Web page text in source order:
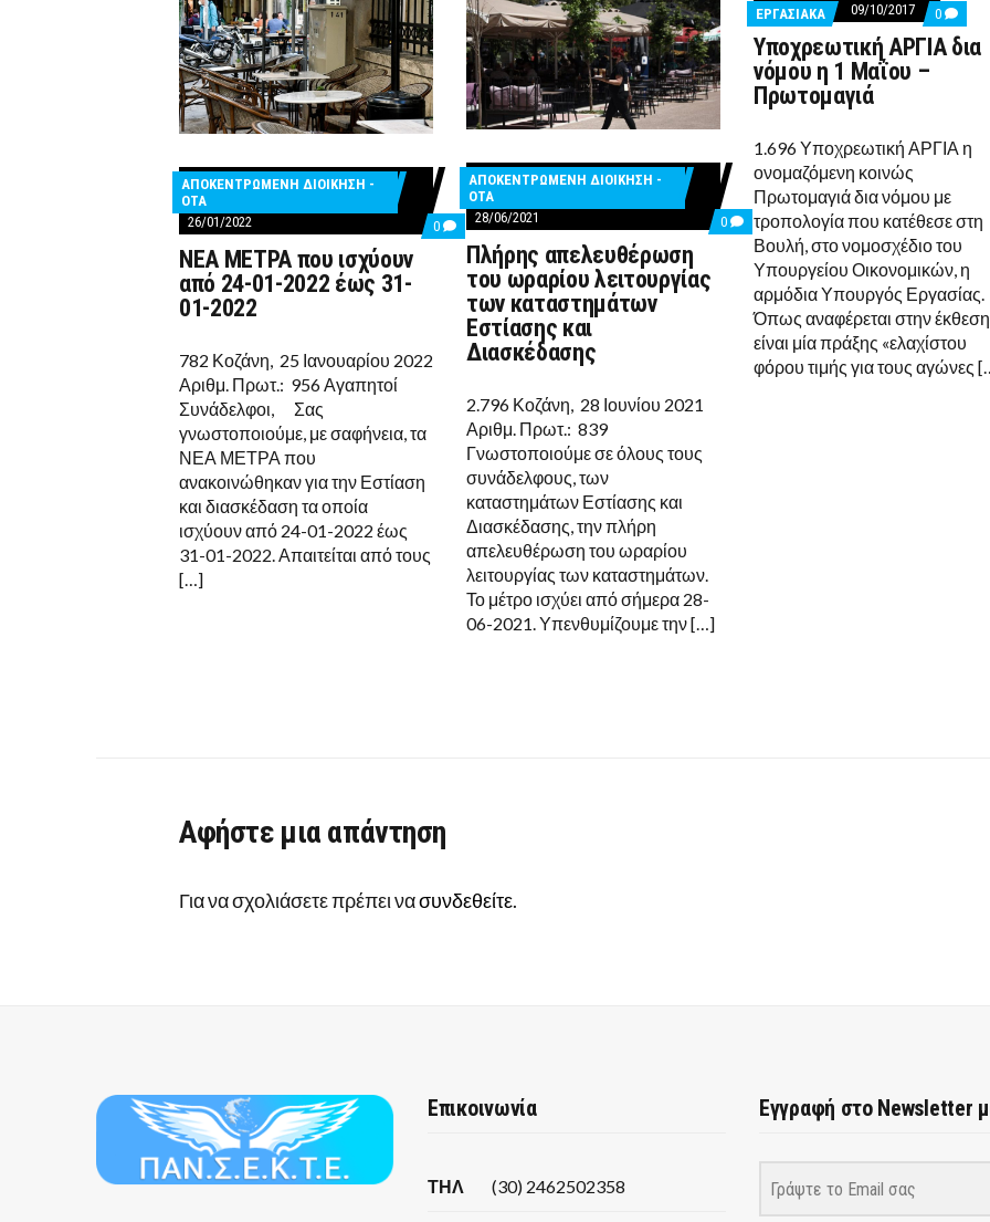
ΑΠΟΚΕΝΤΡΩΜΕΝΗ ΔΙΟΙΚΗΣΗ -
ΟΤΑ
26/01/2022
0 COMMENTS
ON
ΜΕΤΡΑ
ΙΣΧΎΟΥΝ
2022
ΝΕΑ ΜΕΤΡΑ που ισχύουν
από 24-01-2022 έως 31-
01-2022
782 Κοζάνη, 25 Ιανουαρίου 2022
Αριθμ. Πρωτ.: 956 Αγαπητοί
Συνάδελφοι, Σας
γνωστοποιούμε, με σαφήνεια, τα
ΝΕΑ ΜΕΤΡΑ που
ανακοινώθηκαν για την Εστίαση
και διασκέδαση τα οποία
ισχύουν από 24-01-2022 έως
31-01-2022. Απαιτείται από τους
[…]
ΑΠΟΚΕΝΤΡΩΜΕΝΗ ΔΙΟΙΚΗΣΗ -
ΟΤΑ
28/06/2021
0 COMMENTS
ON
ΠΛΉΡΗΣ
ΑΠΕΛΕΥΘΈΡΩΣΗ
ΩΡΑΡΊΟΥ
ΛΕΙΤΟΥΡΓΊΑΣ
ΚΑΤΑΣΤΗΜΆΤΩΝ
ΕΣΤΊΑΣΗΣ
Πλήρης απελευθέρωση
του ωραρίου λειτουργίας
των καταστημάτων
Εστίασης και
Διασκέδασης
2.796 Κοζάνη, 28 Ιουνίου 2021
Αριθμ. Πρωτ.: 839
Γνωστοποιούμε σε όλους τους
συνάδελφους, των
καταστημάτων Εστίασης και
Διασκέδασης, την πλήρη
απελευθέρωση του ωραρίου
λειτουργίας των καταστημάτων.
Το μέτρο ισχύει από σήμερα 28-
06-2021. Υπενθυμίζουμε την […]
ΕΡΓΑΣΙΑΚΑ 09/10/2017 0
ON
ΜΑΪ́ΟΥ
Υποχρεωτική ΑΡΓΙΑ δια
νόμου η 1 Μαΐου –
Πρωτομαγιά
1.696 Υποχρεωτική ΑΡΓΙΑ η
ονομαζόμενη κοινώς
Πρωτομαγιά δια νόμου με
τροπολογία που κατέθεσε στη
Βουλή, στο νομοσχέδιο του
Υπουργείου Οικονομικών, η
αρμόδια Υπουργός Εργασίας.
Όπως αναφέρεται στην έκθεση
είναι μία πράξης «ελαχίστου
φόρου τιμής για τους αγώνες
Αφήστε μια απάντηση
Για να σχολιάσετε πρέπει νασυνδεθείτε.
Επικοινωνία
ΤΗΛ (30) 2462502358
Εγγραφή στο Newsletter